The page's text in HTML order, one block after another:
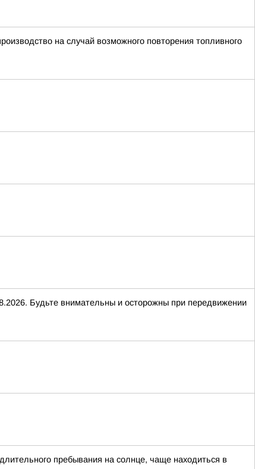
на случай возможного повторения топливного
Будьте внимательны и осторожны при передвижении
пребывания на солнце, чаще находиться в